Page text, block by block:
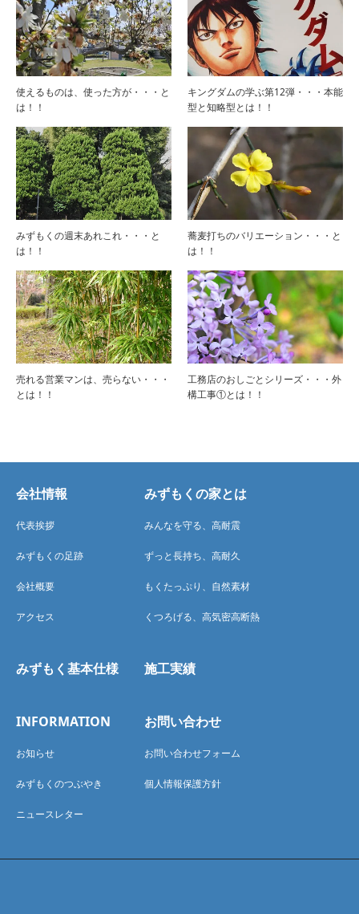
使えるものは、使った方が・・・と
は！！
キングダムの学ぶ第12弾・・・本能
型と知略型とは！！
みずもくの週末あれこれ・・・と
は！！
蕎麦打ちのバリエーション・・・と
は！！
売れる営業マンは、売らない・・・
とは！！
工務店のおしごとシリーズ・・・外
構工事①とは！！
会社情報
代表挨拶
みずもくの足跡
会社概要
アクセス
みずもくの家とは
みんなを守る、高耐震
ずっと長持ち、高耐久
もくたっぷり、自然素材
くつろげる、高気密高断熱
みずもく基本仕様 施工実績
INFORMATION
お知らせ
みずもくのつぶやき
ニュースレター
お問い合わせ
お問い合わせフォーム
個人情報保護方針